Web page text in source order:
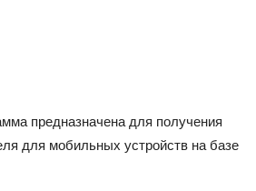
предназначена для получения
для мобильных устройств на базе